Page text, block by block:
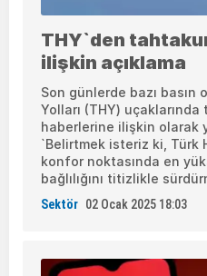
THY`den
ilişkin açıklama
Son günlerde bazı basın
Yolları (THY)
haberlerine ilişkin olarak
`Belirtmek isteriz ki, Türk
konfor noktasında en
bağlılığını titizlikle
Sektör 02 Ocak 2025 18:03